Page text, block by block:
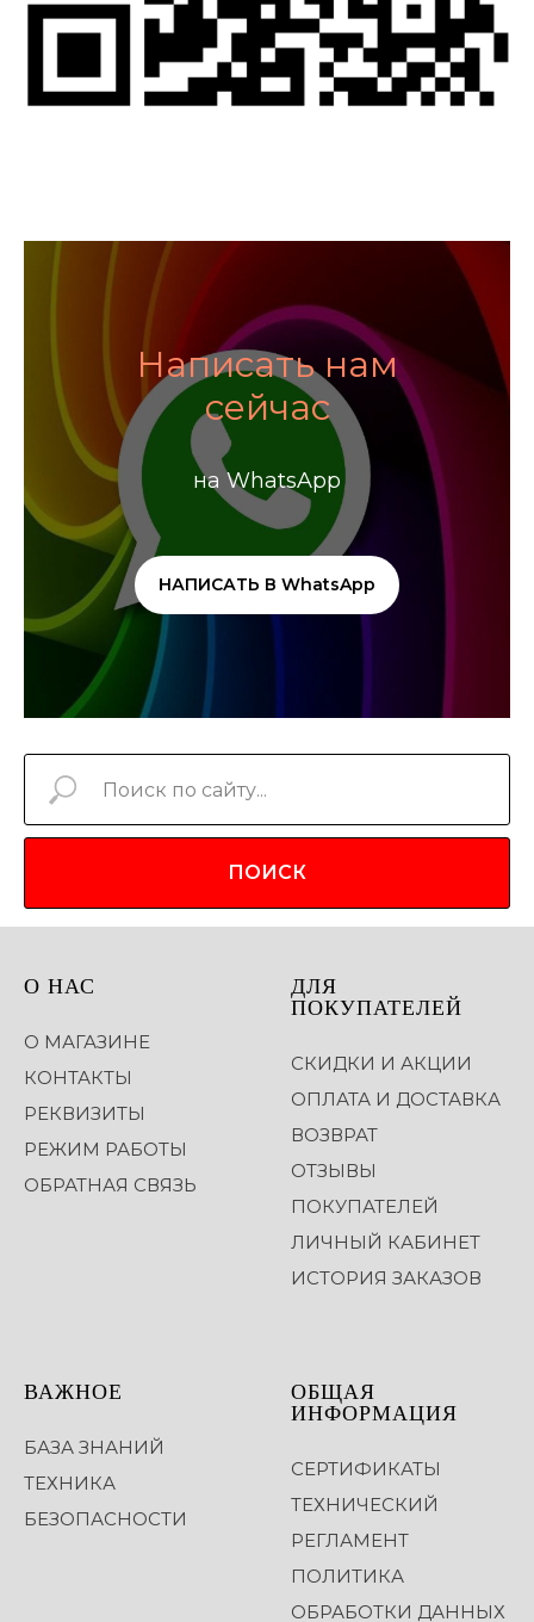
Написать нам
сейчас
на WhatsApp
НАПИСАТЬ В WhatsApp
ПОИСК
О НАС
О МАГАЗИНЕ
КОНТАКТЫ
РЕКВИЗИТЫ
РЕЖИМ РАБОТЫ
ОБРАТНАЯ СВЯЗЬ
ДЛЯ
ПОКУПАТЕЛЕЙ
СКИДКИ И АКЦИИ
ОПЛАТА И ДОСТАВКА
ВОЗВРАТ
ОТЗЫВЫ
ПОКУПАТЕЛЕЙ
ЛИЧНЫЙ КАБИНЕТ
ИСТОРИЯ ЗАКАЗОВ
ВАЖНОЕ
БАЗА ЗНАНИЙ
ТЕХНИКА
БЕЗОПАСНОСТИ
ОБЩАЯ
ИНФОРМАЦИЯ
СЕРТИФИКАТЫ
ТЕХНИЧЕСКИЙ
РЕГЛАМЕНТ
ПОЛИТИКА
ОБРАБОТКИ ДАННЫХ